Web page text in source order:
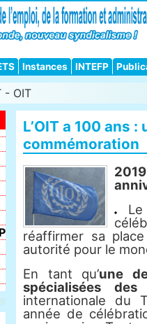
Instances INTEFP
- OIT
L’OIT a 100 ans :
commémoration
Le
réaffirmer sa
autorité pour le
En tant qu’une
spécialisées
internationale du
année de